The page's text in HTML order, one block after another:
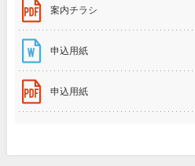
案内チラシ
申込用紙
申込用紙